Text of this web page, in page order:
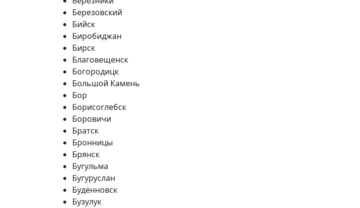
Березовский
Бийск
Биробиджан
Бирск
Благовещенск
Богородицк
Большой Камень
Бор
Борисоглебск
Боровичи
Братск
Бронницы
Брянск
Бугульма
Бугуруслан
Будённовск
Бузулук